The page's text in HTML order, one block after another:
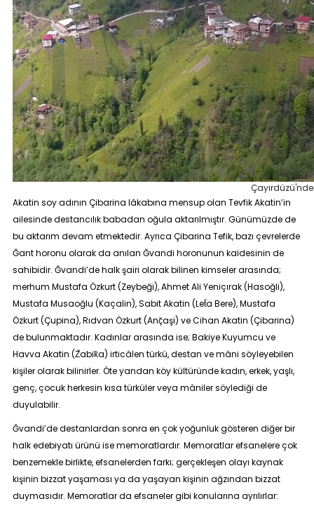
Akatin soy adının Çibarina lâkabına mensup olan Tevfik Akatin’in
ailesinde destancılık babadan oğula aktarılmıştır. Günümüzde de
bu aktarım devam etmektedir. Ayrıca Çibarina Tefik, bazı çevrelerde
Ğant horonu olarak da anılan Ğvandi horonunun kaidesinin de
sahibidir. Ğvandi’de halk şairi olarak bilinen kimseler arasında;
merhum Mustafa Özkurt (Zeybeği), Ahmet Ali Yeniçırak (Hasoğli),
Mustafa Musaoğlu (Kaçalin), Sabit Akatin (Let̆a Bere), Mustafa
Özkurt (Çupina), Rıdvan Özkurt (Anç̆aşi) ve Cihan Akatin (Çibarina)
de bulunmaktadır. Kadınlar arasında ise; Bakiye Kuyumcu ve
Havva Akatin (Z̆abik̆a) irticâlen türkü, destan ve mâni söyleyebilen
kişiler olarak bilinirler. Öte yandan köy kültüründe kadın, erkek, yaşlı,
genç, çocuk herkesin kısa türküler veya mâniler söylediği de
duyulabilir.
Ğvandi’de destanlardan sonra en çok yoğunluk gösteren diğer bir
halk edebiyatı ürünü ise memoratlardır. Memoratlar efsanelere çok
benzemekle birlikte, efsanelerden farkı; gerçekleşen olayı kaynak
kişinin bizzat yaşaması ya da yaşayan kişinin ağzından bizzat
duymasıdır. Memoratlar da efsaneler gibi konularına ayrılırlar: